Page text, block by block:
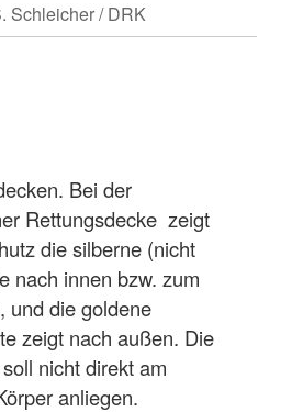
Schleicher / DRK
Bei der
Rettungsdecke zeigt
die silberne (nicht
nach innen bzw. zum
und die goldene
zeigt nach außen. Die
nicht direkt am
anliegen.